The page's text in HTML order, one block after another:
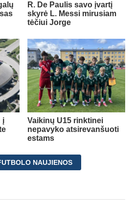
R. De Paulis savo įvartį
skyrė L. Messi mirusiam
tėčiui Jorge
į
Vaikinų U15 rinktinei
nepavyko atsirevanšuoti
estams
NAUJIENOS